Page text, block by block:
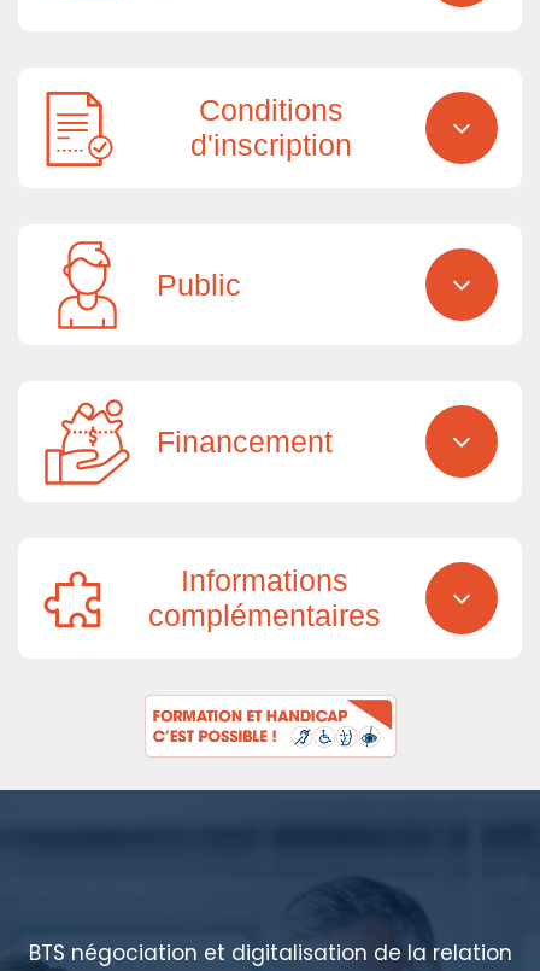
Conditions
d'inscription
Public
Financement
Informations
complémentaires
BTS négociation et digitalisation de la relation